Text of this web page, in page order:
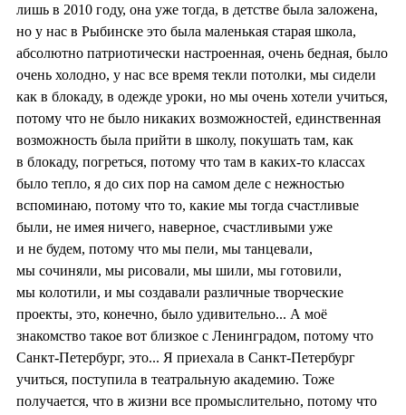
лишь в 2010 году, она уже тогда, в детстве была заложена,
но у нас в Рыбинске это была маленькая старая школа,
абсолютно патриотически настроенная, очень бедная, было
очень холодно, у нас все время текли потолки, мы сидели
как в блокаду, в одежде уроки, но мы очень хотели учиться,
потому что не было никаких возможностей, единственная
возможность была прийти в школу, покушать там, как
в блокаду, погреться, потому что там в каких-то классах
было тепло, я до сих пор на самом деле с нежностью
вспоминаю, потому что то, какие мы тогда счастливые
были, не имея ничего, наверное, счастливыми уже
и не будем, потому что мы пели, мы танцевали,
мы сочиняли, мы рисовали, мы шили, мы готовили,
мы колотили, и мы создавали различные творческие
проекты, это, конечно, было удивительно... А моё
знакомство такое вот близкое с Ленинградом, потому что
Санкт-Петербург, это... Я приехала в Санкт-Петербург
учиться, поступила в театральную академию. Тоже
получается, что в жизни все промыслительно, потому что